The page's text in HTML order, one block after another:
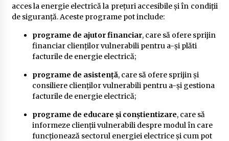
acces la energie electrică la prețuri accesibile și în condiții
de siguranță. Aceste programe pot include:
programe de ajutor financiar, care să ofere sprijin
financiar clienților vulnerabili pentru a-și plăti
facturile de energie electrică;
programe de asistență, care să ofere sprijin și
consiliere clienților vulnerabili pentru a-și gestiona
facturile de energie electrică;
programe de educare și conștientizare, care să
informeze clienții vulnerabili despre modul în care
funcționează sectorul energiei electrice și cum pot